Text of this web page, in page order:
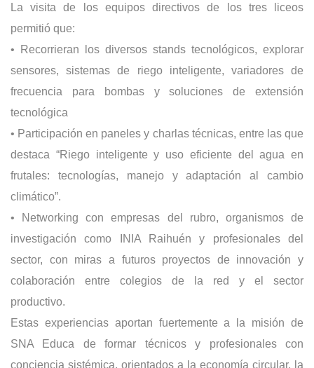
La visita de los equipos directivos de los tres liceos
permitió que:
• Recorrieran los diversos stands tecnológicos, explorar
sensores, sistemas de riego inteligente, variadores de
frecuencia para bombas y soluciones de extensión
tecnológica
• Participación en paneles y charlas técnicas, entre las que
destaca “Riego inteligente y uso eficiente del agua en
frutales: tecnologías, manejo y adaptación al cambio
climático”.
• Networking con empresas del rubro, organismos de
investigación como INIA Raihuén y profesionales del
sector, con miras a futuros proyectos de innovación y
colaboración entre colegios de la red y el sector
productivo.
Estas experiencias aportan fuertemente a la misión de
SNA Educa de formar técnicos y profesionales con
conciencia sistémica, orientados a la economía circular, la